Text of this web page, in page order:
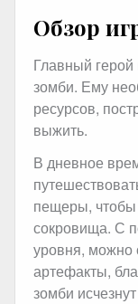
Обзор
Главный
зомби. Ему
ресурсов,
выжить.
В дневное
пещеры, чтобы
сокровища. С
уровня, можно
артефакты,
зомби